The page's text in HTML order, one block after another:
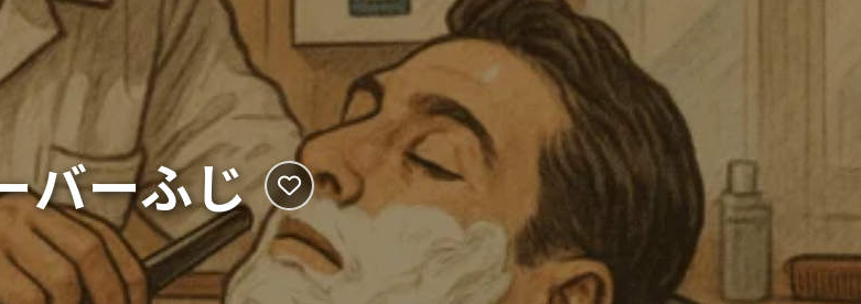
バーふじ